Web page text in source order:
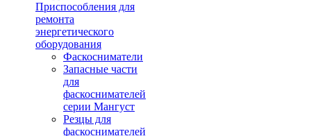
Приспособления для
ремонта
энергетического
оборудования
Фаскосниматели
Запасные части
для
фаскоснимателей
серии Мангуст
Резцы для
фаскоснимателей